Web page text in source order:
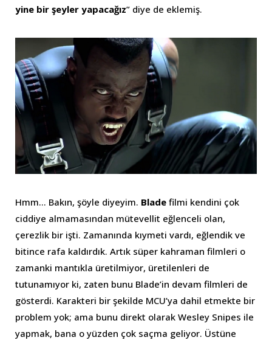
yine bir şeyler yapacağız” diye de eklemiş.
Hmm… Bakın, şöyle diyeyim. Blade filmi kendini çok
ciddiye almamasından mütevellit eğlenceli olan,
çerezlik bir işti. Zamanında kıymeti vardı, eğlendik ve
bitince rafa kaldırdık. Artık süper kahraman filmleri o
zamanki mantıkla üretilmiyor, üretilenleri de
tutunamıyor ki, zaten bunu Blade’in devam filmleri de
gösterdi. Karakteri bir şekilde MCU’ya dahil etmekte bir
problem yok; ama bunu direkt olarak Wesley Snipes ile
yapmak, bana o yüzden çok saçma geliyor. Üstüne